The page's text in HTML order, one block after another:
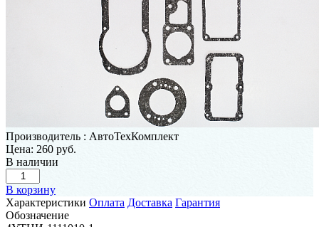
Производитель : АвтоТехКомплект
Цена: 260 руб.
В наличии
В корзину
Характеристики Оплата Доставка Гарантия
Обозначение